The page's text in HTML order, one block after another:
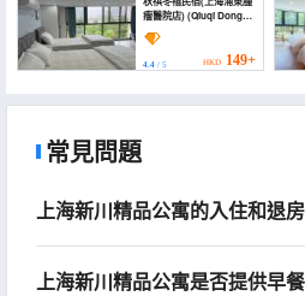
瘤醫院店) (Qiuqi Dongxi
Boutique Stay)
4.4 / 5 HKD 149+
常見問題
上海新川精品公寓的入住和退
上海新川精品公寓是否提供早